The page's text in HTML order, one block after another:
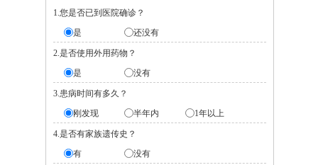
1.您是否已到医院确诊？
是
还没有
2.是否使用外用药物？
是
没有
3.患病时间有多久？
刚发现
半年内 1年以上
4.是否有家族遗传史？
有
没有